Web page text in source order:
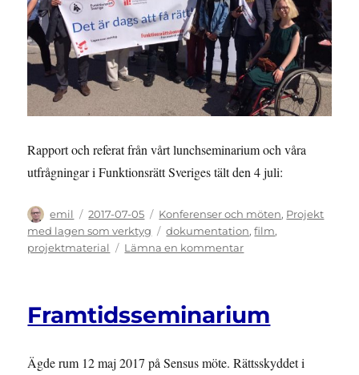
2018
Rapport och referat från vårt lunchseminarium och våra
utfrågningar i Funktionsrätt Sveriges tält den 4 juli:
Författare
emil
Publicerat
den
2017-07-05 Kategorier
Konferenser och möten, Projekt
med lagen som verktyg
Etiketter
dokumentation,film,
projektmaterial
Lämna en kommentartill
verktyg
2017
Framtidsseminarium
Ägde rum 12 maj 2017 på Sensus möte. Rättsskyddet i